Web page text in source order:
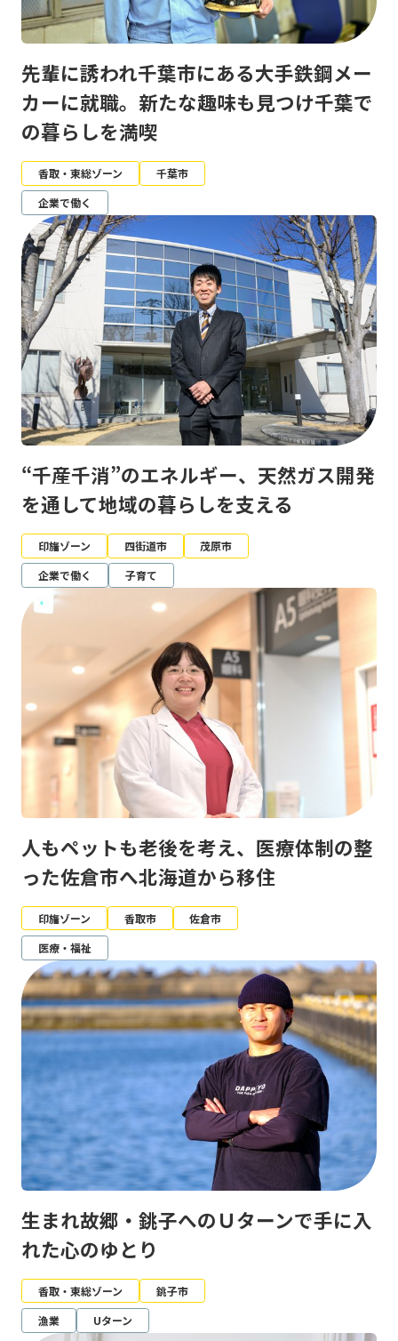
先輩に誘われ千葉市にある大手鉄鋼メー
カーに就職。新たな趣味も見つけ千葉で
の暮らしを満喫
香取・東総ゾーン
千葉市
企業で働く
“千産千消”のエネルギー、天然ガス開発
を通して地域の暮らしを支える
印旛ゾーン 四街道市
茂原市
企業で働く
子育て
人もペットも老後を考え、医療体制の整
った佐倉市へ北海道から移住
印旛ゾーン 香取市
佐倉市
医療・福祉
生まれ故郷・銚子へのＵターンで手に入
れた心のゆとり
香取・東総ゾーン
銚子市
漁業
Uターン